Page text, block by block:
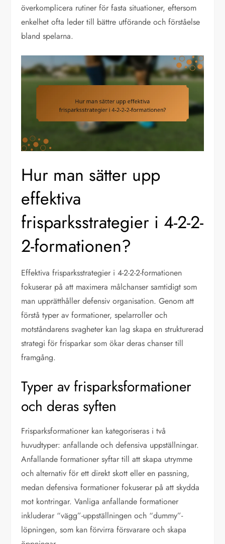
överkomplicera rutiner för fasta situationer, eftersom
enkelhet ofta leder till bättre utförande och förståelse
bland spelarna.
Hur man sätter upp
effektiva
frisparksstrategier i 4-2-2-
2-formationen?
Effektiva frisparksstrategier i 4-2-2-2-formationen
fokuserar på att maximera målchanser samtidigt som
man upprätthåller defensiv organisation. Genom att
förstå typer av formationer, spelarroller och
motståndarens svagheter kan lag skapa en strukturerad
strategi för frisparkar som ökar deras chanser till
framgång.
Typer av frisparksformationer
och deras syften
Frisparksformationer kan kategoriseras i två
huvudtyper: anfallande och defensiva uppställningar.
Anfallande formationer syftar till att skapa utrymme
och alternativ för ett direkt skott eller en passning,
medan defensiva formationer fokuserar på att skydda
mot kontringar. Vanliga anfallande formationer
inkluderar “vägg”-uppställningen och “dummy”-
löpningen, som kan förvirra försvarare och skapa